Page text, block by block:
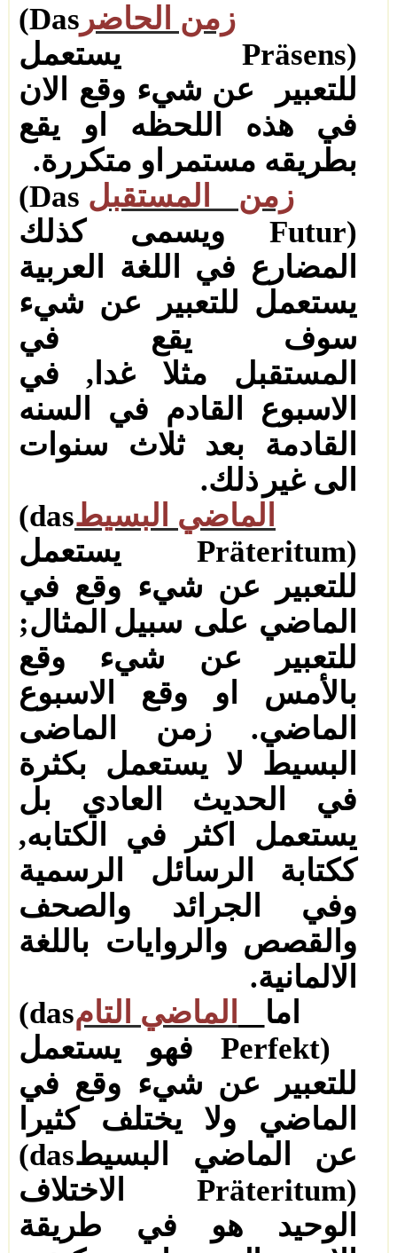
زمن الحاضر (Das
Präsens)يستعمل
للتعبير
عن شيء وقع الان
في هذه اللحظه او يقع
بطريقه مستمر
او متكررة.
زمن المستقبل (Das
Futur)ويسمى كذلك
المضارع في اللغة العربية
يستعمل للتعبير عن شيء
سوف يقع في
المستقبل
مثلا غدا ,
في
الاسبوع القادم في السنه
القادمة بعد ثلاث سنوات
الى غير ذلك.
الماضي البسيط(das
Präteritum)
يستعمل
للتعبير
عن شيء وقع في
الماضي على سبيل المثال;
للتعبير
عن شيء وقع
بالأمس او وقع الاسبوع
الماضي. زمن الماضى
البسيط لا يستعمل
بكثرة
في الحديث العادي بل
يستعمل اكثر في الكتابه,
ككتابة الرسائل الرسمية
وفي الجرائد والصحف
والقصص والروايات باللغة
الالمانية.
اما
الماضي التام(das
Perfekt)
فهو يستعمل
للتعبير عن شيء وقع في
الماضي ولا يختلف كثيرا
عن الماضي البسيط(das
Präteritum)
الاختلاف
الوحيد هو في طريقة